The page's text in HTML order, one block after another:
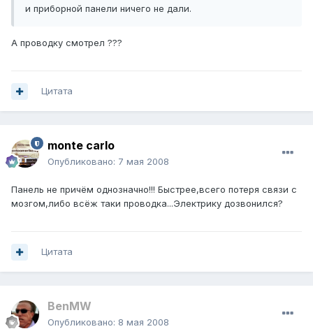
и приборной панели ничего не дали.
А проводку смотрел ???
Цитата
monte carlo
Опубликовано: 7 мая 2008
Панель не причём однозначно!!! Быстрее,всего потеря связи с
мозгом,либо всёж таки проводка...Электрику дозвонился?
Цитата
BenMW
Опубликовано: 8 мая 2008